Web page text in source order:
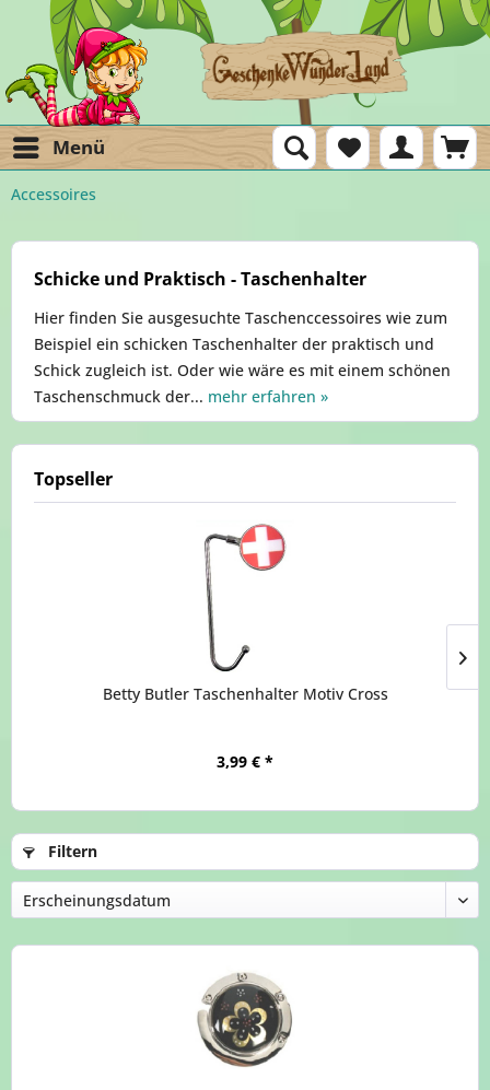
Menü
Accessoires
Schicke und Praktisch - Taschenhalter
Hier finden Sie ausgesuchte Taschenccessoires wie zum
Beispiel ein schicken Taschenhalter der praktisch und
Schick zugleich ist. Oder wie wäre es mit einem schönen
Taschenschmuck der... mehr erfahren »
Topseller
Betty Butler Taschenhalter Motiv Cross
3,99 € *
Filtern